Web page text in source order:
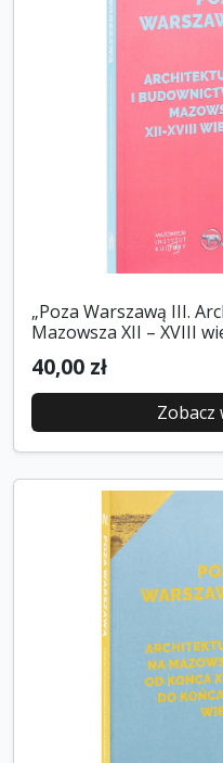
„Poza Warszawą III.
Mazowsza XII – XVIII
40,00 zł
Zobacz